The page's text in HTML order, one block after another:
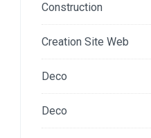
Construction
Creation Site Web
Deco
Deco